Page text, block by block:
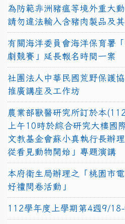
為防範非洲豬瘟等境外重大
請勿違法輸入含豬肉製品及
有關海洋委員會海洋保育署
劇競賽」延長報名時間一案
社團法人中華民國荒野保護
推廣講座及工作坊
農業部獸醫研究所訂於本
上午10時於綜合研究大樓國
文教基金會蘇小真執行長辦
從看見動物開始」專題演講
本府衛生局辦理之「桃園市
好禮問卷活動」
112學年度上學期第4週9/